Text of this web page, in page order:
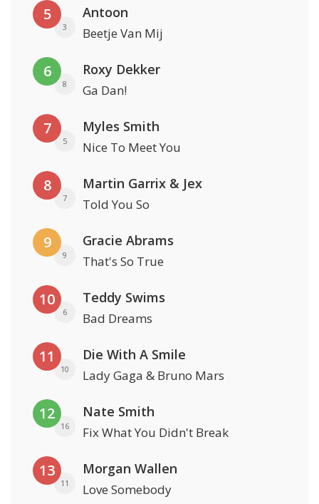
5
3
Antoon
Beetje Van Mij
6
8
Roxy Dekker
Ga Dan!
7
5
Myles Smith
Nice To Meet You
8
7
Martin Garrix & Jex
Told You So
9
9
Gracie Abrams
That's So True
10
6
Teddy Swims
Bad Dreams
11
10
Die With A Smile
Lady Gaga & Bruno Mars
12
16
Nate Smith
Fix What You Didn't Break
13
11
Morgan Wallen
Love Somebody